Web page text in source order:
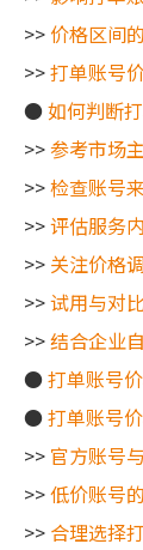
>> 价格区间
>>打单账号
●如何判断
>>参考市场
>>检查账号
>>评估服务
>> 关注价格
>>试用与对
>>结合企业
●打单账号
●打单账号
>> 官方账号
>>低价账号
>> 合理选择